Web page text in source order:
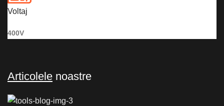
Voltaj
400V
Articolele noastre